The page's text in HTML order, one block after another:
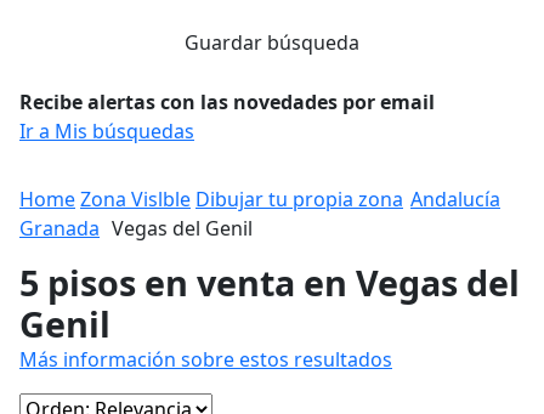
Guardar búsqueda
Recibe alertas con las novedades por email
Ir a Mis búsquedas
HomeZona Vislble Dibujar tu propia zona Andalucía
Granada Vegas del Genil
5 pisos en venta en Vegas del
Genil
Más información sobre estos resultados